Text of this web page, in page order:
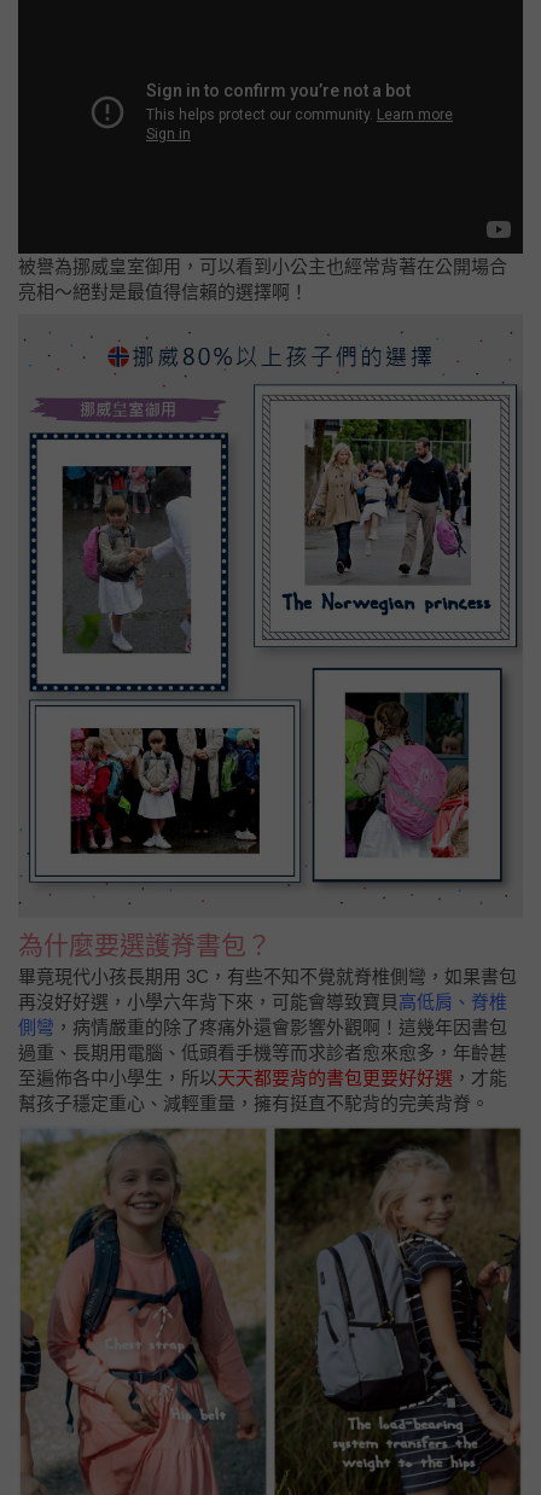
被譽為挪威皇室御用，可以看到小公主也經常背著在公開場合
亮相～絕對是最值得信賴的選擇啊！
為什麼要選護脊書包？
畢竟現代小孩長期用 3C，有些不知不覺就脊椎側彎，如果書包
再沒好好選，小學六年背下來，可能會導致寶貝高低肩、脊椎
側彎 ，病情嚴重的除了疼痛外還會影響外觀啊！這幾年因書包
過重、長期用電腦、低頭看手機等而求診者愈來愈多，年齡甚
至遍佈各中小學生，所以天天都要背的書包更要好好選 ，才能
幫孩子穩定重心、減輕重量，擁有挺直不駝背的完美背脊。